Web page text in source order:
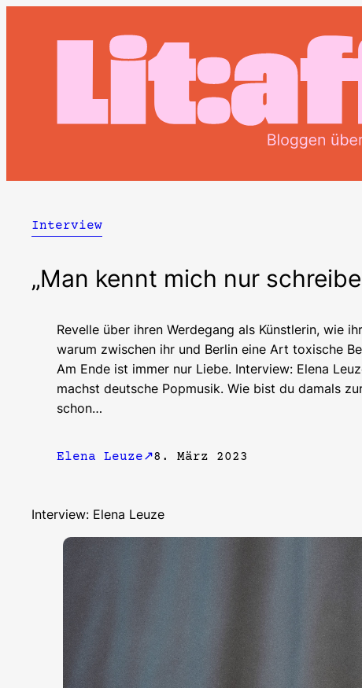
Interview
„Man kennt mich nur
Revelle über ihren Werdegang als Künstlerin, wie
warum zwischen ihr und Berlin eine Art toxische
Am Ende ist immer nur Liebe. Interview: Elena
machst deutsche Popmusik. Wie bist du damals
schon…
Elena Leuze 8. März 2023
Interview: Elena Leuze